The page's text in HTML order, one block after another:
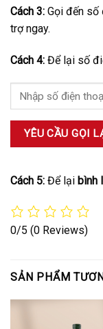
Cách 3: Gọi đến số
trợ ngay.
Cách 4: Để lại số
Cách 5: Để lại bình
0/5 (0 Reviews)
SẢN PHẨM